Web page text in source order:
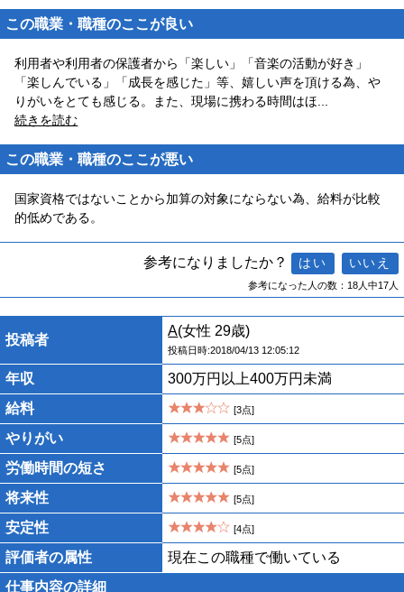
この職業・職種のここが良い
利用者や利用者の保護者から「楽しい」「音楽の活動が好き」
「楽しんでいる」「成長を感じた」等、嬉しい声を頂ける為、や
りがいをとても感じる。また、現場に携わる時間はほ
続きを読む
この職業・職種のここが悪い
国家資格ではないことから加算の対象にならない為、給料が比較
的低めである。
参考になりましたか？
参考になった人の数：18人中17人
投稿者
A(女性 29歳)
投稿日時:2018/04/13 12:05:12
年収
300万円以上400万円未満
給料
[3点]
やりがい [5点]
労働時間の短さ [5点]
将来性 [5点]
安定性 [4点]
評価者の属性
現在この職種で働いている
仕事内容の詳細